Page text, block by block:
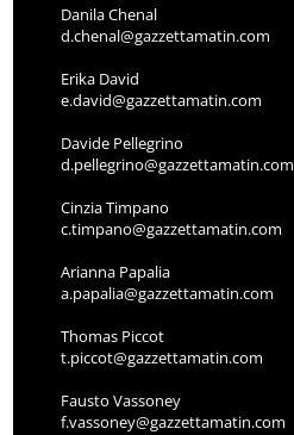
Danila Chenal
d.chenal@gazzettamatin.com
Erika David
e.david@gazzettamatin.com
Davide Pellegrino
d.pellegrino@gazzettamatin.com
Cinzia Timpano
c.timpano@gazzettamatin.com
Arianna Papalia
a.papalia@gazzettamatin.com
Thomas Piccot
t.piccot@gazzettamatin.com
Fausto Vassoney
f.vassoney@gazzettamatin.com